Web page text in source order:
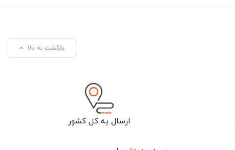
بازگشت به بالا
ارسال به کل کشور